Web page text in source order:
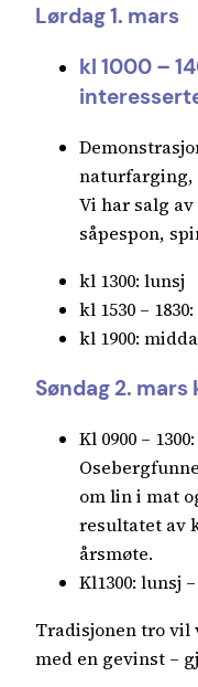
Lørdag 1. mars
kl 1000 –
naturfarging,
Vi har salg
såpespon,
kl 1300: lunsj
kl 1530 –
kl 1900:
Søndag 2.
Kl 0900 –
om lin i mat
resultatet av
årsmøte.
Kl1300: lunsj
Tradisjonen tro vil
med en gevinst –